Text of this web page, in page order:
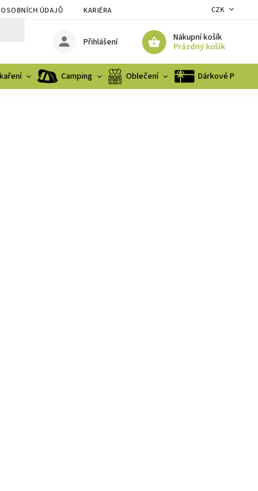
ÚDAJŮ KARIÉRA CZK
Nákupní košík
Prázdný košík
Přihlášení
Camping Oblečení Dárkové